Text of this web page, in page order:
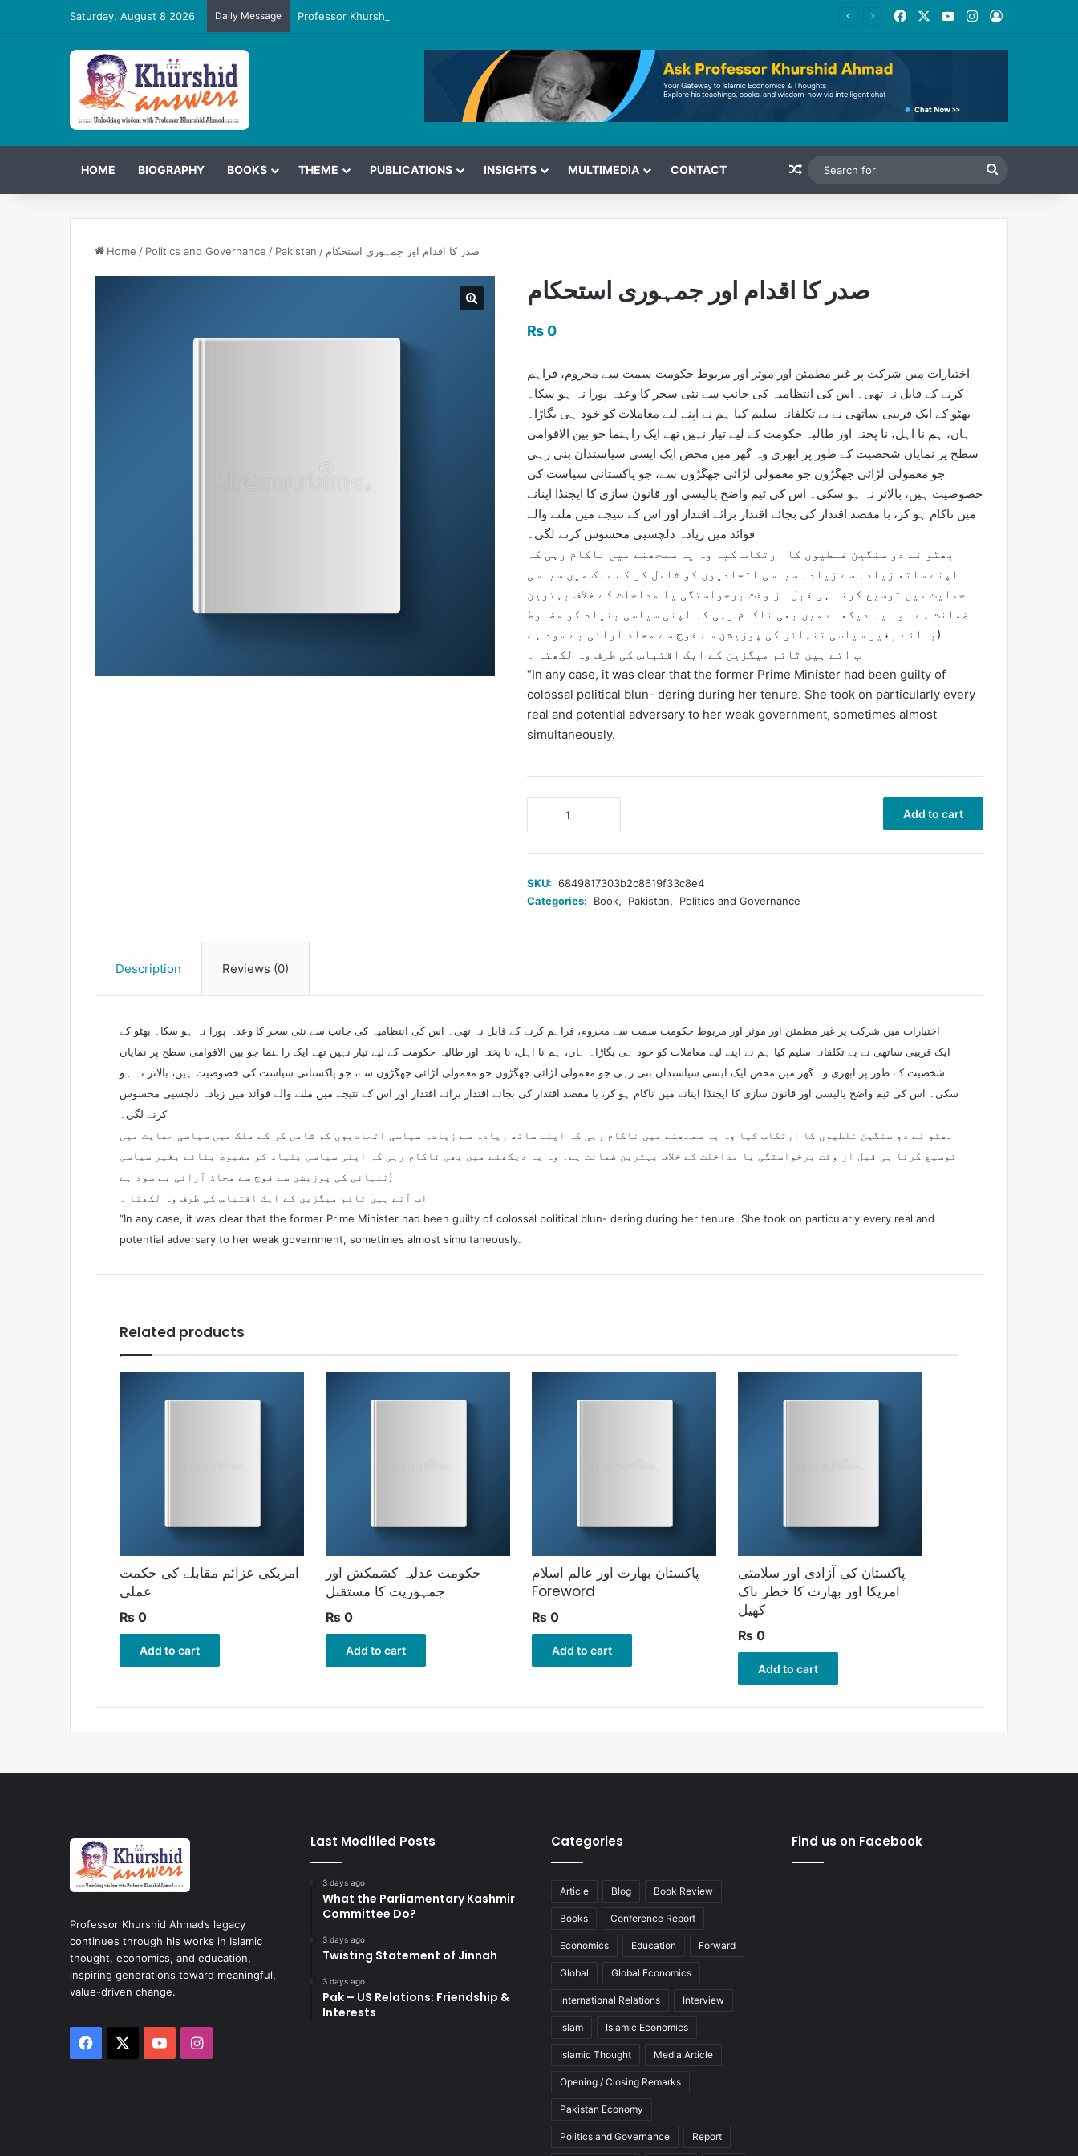
Saturday, August 8 2026 Daily Message Professor Khurshid’s View on the G7 Meeting FacebookYouTubeInstagram
Log In
HOME BIOGRAPHY BOOKS THEME PUBLICATIONS INSIGHTS MULTIMEDIA CONTACT Random Article
for
Home / Politics and Governance / Pakistan / صدر کا اقدام اور جمہوری استحکام
صدر کا اقدام اور جمہوری استحکام
₨0
اختیارات میں شرکت پر غیر مطمئن اور موثر اور مربوط حکومت سمت سے محروم، فراہم
کرنے کے قابل نہ تھی۔ اس کی انتظامیہ کی جانب سے نئی سحر کا وعدہ پورا نہ ہو سکا۔
بھٹو کے ایک قریبی ساتھی نے بے تکلفانہ سلیم کیا ہم نے اپنے لیے معاملات کو خود ہی بگاڑا۔
ہاں، ہم نا اہل، نا پختہ اور طالبہ حکومت کے لیے تیار نہیں تھے ایک راہنما جو بین الاقوامی
سطح پر نمایاں شخصیت کے طور پر ابھری وہ گھر میں محض ایک ایسی سیاستدان بنی رہی
جو معمولی لڑائی جھگڑوں جو معمولی لڑائی جھگڑوں سے، جو پاکستانی سیاست کی
خصوصیت ہیں، بالاتر نہ ہو سکی۔ اس کی ٹیم واضح پالیسی اور قانون سازی کا ایجنڈا اپنانے
میں ناکام ہو کر، با مقصد اقتدار کی بجائے اقتدار برائے اقتدار اور اس کے نتیجے میں ملنے والے
فوائد میں زیادہ دلچسپی محسوس کرنے لگی۔
بھٹو نے دو سنگین غلطیوں کا ارتکاب کیا وہ یہ سمجھنے میں ناکام رہی کہ
اپنے ساتھ زیادہ سے زیادہ سیاسی اتحادیوں کو شامل کر کے ملک میں سیاسی
حمایت میں توسیع کرنا ہی قبل از وقت برخواستگی یا مداخلت کے خلاف بہترین
ضمانت ہے۔ وہ یہ دیکھنے میں بھی ناکام رہی کہ اپنی سیاسی بنیاد کو مضبوط
بنائے بغیر سیاسی تنہائی کی پوزیشن سے فوج سے محاذ آرائی بے سود ہے)
اب آتے ہیں ٹائم میگزین کے ایک اقتباس کی طرف وہ لکھتا ۔
“In any case, it was clear that the former Prime Minister had been guilty of
colossal political blun- dering during her tenure. She took on particularly every
real and potential adversary to her weak government, sometimes almost
simultaneously.
اور
استحکام
quantity
Add to cart
SKU: 6849817303b2c8619f33c8e4
Categories:
Book, Pakistan, Politics and Governance
Description Reviews (0)
اختیارات میں شرکت پر غیر مطمئن اور موثر اور مربوط حکومت سمت سے محروم، فراہم کرنے کے قابل نہ تھی۔ اس کی انتظامیہ کی جانب سے نئی سحر کا وعدہ پورا نہ ہو سکا۔ بھٹو کے
ایک قریبی ساتھی نے بے تکلفانہ سلیم کیا ہم نے اپنے لیے معاملات کو خود ہی بگاڑا۔ ہاں، ہم نا اہل، نا پختہ اور طالبہ حکومت کے لیے تیار نہیں تھے ایک راہنما جو بین الاقوامی سطح پر نمایاں
شخصیت کے طور پر ابھری وہ گھر میں محض ایک ایسی سیاستدان بنی رہی جو معمولی لڑائی جھگڑوں جو معمولی لڑائی جھگڑوں سے، جو پاکستانی سیاست کی خصوصیت ہیں، بالاتر نہ ہو
سکی۔ اس کی ٹیم واضح پالیسی اور قانون سازی کا ایجنڈا اپنانے میں ناکام ہو کر، با مقصد اقتدار کی بجائے اقتدار برائے اقتدار اور اس کے نتیجے میں ملنے والے فوائد میں زیادہ دلچسپی محسوس
کرنے لگی۔
بھٹو نے دو سنگین غلطیوں کا ارتکاب کیا وہ یہ سمجھنے میں ناکام رہی کہ اپنے ساتھ زیادہ سے زیادہ سیاسی اتحادیوں کو شامل کر کے ملک میں سیاسی حمایت میں
توسیع کرنا ہی قبل از وقت برخواستگی یا مداخلت کے خلاف بہترین ضمانت ہے۔ وہ یہ دیکھنے میں بھی ناکام رہی کہ اپنی سیاسی بنیاد کو مضبوط بنائے بغیر سیاسی
تنہائی کی پوزیشن سے فوج سے محاذ آرائی بے سود ہے)
اب آتے ہیں ٹائم میگزین کے ایک اقتباس کی طرف وہ لکھتا ۔
“In any case, it was clear that the former Prime Minister had been guilty of colossal political blun- dering during her tenure. She took on particularly every real and
potential adversary to her weak government, sometimes almost simultaneously.
Related products
امریکی عزائم مقابلے کی حکمت
عملی
₨ 0
Add to cart
حکومت عدلیہ کشمکش اور
جمہوریت کا مستقبل
₨0
Add to cart
پاکستان بھارت اور عالم اسلام
Foreword
₨0
Add to cart
پاکستان کی آزادی اور سلامتی
امریکا اور بھارت کا خطر ناک
کھیل
₨0
Add to cart
Professor Khurshid Ahmad’s legacy
continues through his works in Islamic
thought, economics, and education,
inspiring generations toward meaningful,
value-driven change.
Facebook YouTubeInstagram
Last Modified Posts
3 days ago
What the Parliamentary Kashmir
Committee Do?
3 days ago
Twisting Statement of Jinnah
3 days ago
Pak – US Relations: Friendship &
Interests
Categories
Article Blog Book Review
Books Conference Report
Economics Education Forward
Global Global Economics
International Relations Interview
Islam Islamic Economics
Islamic Thought Media Article
Opening / Closing Remarks
Pakistan Economy
Politics and Governance Report
Find us on Facebook